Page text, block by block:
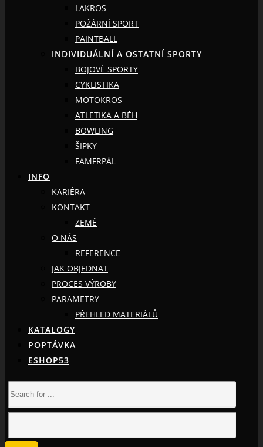
LAKROS
POŽÁRNÍ SPORT
PAINTBALL
INDIVIDUÁLNÍ A OSTATNÍ SPORTY
BOJOVÉ SPORTY
CYKLISTIKA
MOTOKROS
ATLETIKA A BĚH
BOWLING
ŠIPKY
FAMFRPÁL
INFO
KARIÉRA
KONTAKT
ZEMĚ
O NÁS
REFERENCE
JAK OBJEDNAT
PROCES VÝROBY
PARAMETRY
PŘEHLED MATERIÁLŮ
KATALOGY
POPTÁVKA
ESHOP53